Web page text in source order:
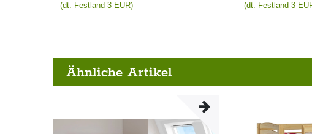
(dt. Festland 3 EUR)
(dt. Festland 3
Ähnliche Artikel